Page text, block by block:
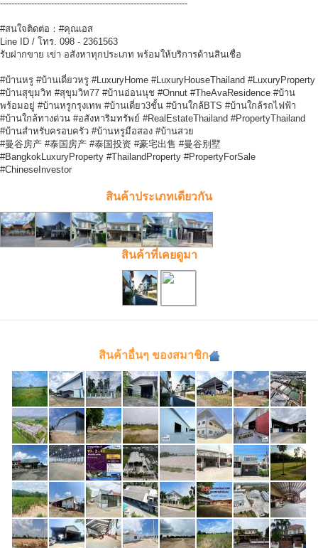
------------------------------------------------------------------
#สนใจติดต่อ：#คุณเอส
Line ID / โทร. 098 - 2361563
รับฝากขาย เข่า อสังหาทุกประเภท พร้อมให้บริการด้านสินเชื่อ
#บ้านหรู #บ้านเดี่ยวหรู #LuxuryHome #LuxuryHouseThailand #LuxuryProperty
#บ้านสุขุมวิท #สุขุมวิท77 #บ้านอ่อนนุช #Onnut #TheAvaResidence #บ้าน
พร้อมอยู่ #บ้านหรูกรุงเทพ #บ้านเดี่ยว3ชั้น #บ้านใกล้BTS #บ้านใกล้รถไฟฟ้า
#บ้านใกล้ทางด่วน #อสังหาริมทรัพย์ #RealEstateThailand #PropertyThailand
#บ้านสำหรับครอบครัว #บ้านหรูมือสอง #บ้านสวย
#曼谷房产 #泰国房产 #泰国投资 #豪宅出售 #曼谷别墅
#BangkokLuxuryProperty #ThailandProperty #PropertyForSale
#ChineseInvestor
สินค้าประเภทเดียวกัน
สินค้าที่เคยดูมา
สินค้าอื่นๆ ของสมาชิก